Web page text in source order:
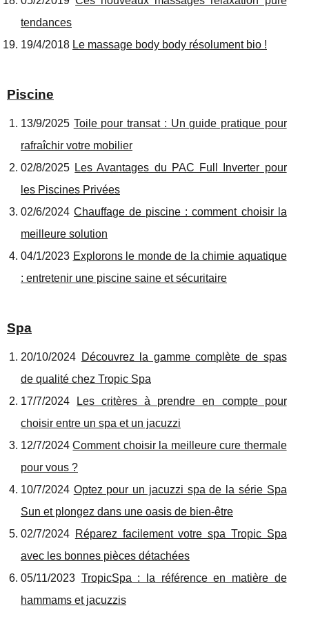
tendances
19/4/2018 Le massage body body résolument bio !
Piscine
13/9/2025 Toile pour transat : Un guide pratique pour
rafraîchir votre mobilier
02/8/2025 Les Avantages du PAC Full Inverter pour
les Piscines Privées
02/6/2024Chauffage de piscine : comment choisir la
meilleure solution
04/1/2023 Explorons le monde de la chimie aquatique
: entretenir une piscine saine et sécuritaire
Spa
20/10/2024 Découvrez la gamme complète de spas
de qualité chez Tropic Spa
17/7/2024
Les critères à prendre en compte pour
choisir entre un spa et un jacuzzi
12/7/2024Comment choisir la meilleure cure thermale
pour vous ?
10/7/2024 Optez pour un jacuzzi spa de la série Spa
Sun et plongez dans une oasis de bien-être
02/7/2024 Réparez facilement votre spa Tropic Spa
avec les bonnes pièces détachées
05/11/2023 TropicSpa : la référence en matière de
hammams et jacuzzis